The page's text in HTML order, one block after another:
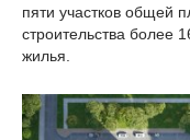
пяти участков общей
строительства более
жилья.